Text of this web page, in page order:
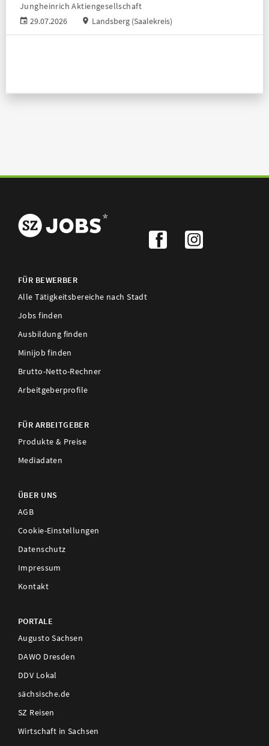
29.07.2026
Jungheinrich Aktiengesellschaft
Landsberg (Saalekreis)
FÜR BEWERBER
Alle Tätigkeitsbereiche nach Stadt
Jobs finden
Ausbildung finden
Minijob finden
Brutto-Netto-Rechner
Arbeitgeberprofile
FÜR ARBEITGEBER
Produkte & Preise
Mediadaten
ÜBER UNS
AGB
Cookie-Einstellungen
Datenschutz
Impressum
Kontakt
PORTALE
Augusto Sachsen
DAWO Dresden
DDV Lokal
sächsische.de
SZ Reisen
Wirtschaft in Sachsen